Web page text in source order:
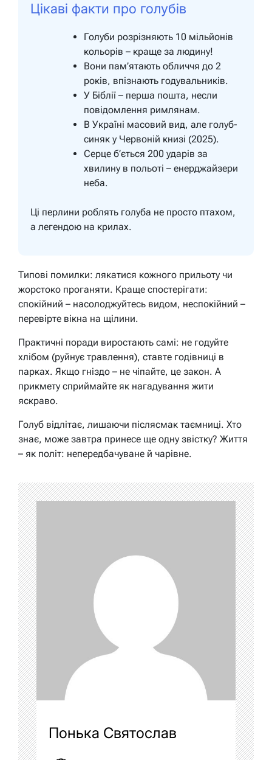
Цікаві факти про голубів
Голуби розрізняють 10 мільйонів
кольорів – краще за людину!
Вони пам’ятають обличчя до 2
років, впізнають годувальників.
У Біблії – перша пошта, несли
повідомлення римлянам.
В Україні масовий вид, але голуб-
синяк у Червоній книзі (2025).
Серце б’ється 200 ударів за
хвилину в польоті – енерджайзери
неба.
Ці перлини роблять голуба не просто птахом,
а легендою на крилах.
Типові помилки: лякатися кожного прильоту чи
жорстоко проганяти. Краще спостерігати:
спокійний – насолоджуйтесь видом, неспокійний –
перевірте вікна на щілини.
Практичні поради виростають самі: не годуйте
хлібом (руйнує травлення), ставте годівниці в
парках. Якщо гніздо – не чіпайте, це закон. А
прикмету сприймайте як нагадування жити
яскраво.
Голуб відлітає, лишаючи післясмак таємниці. Хто
знає, може завтра принесе ще одну звістку? Життя
– як політ: непередбачуване й чарівне.
Понька Святослав